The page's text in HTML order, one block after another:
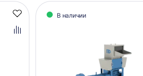
Добавить
в
избранное
Добавить
В наличии